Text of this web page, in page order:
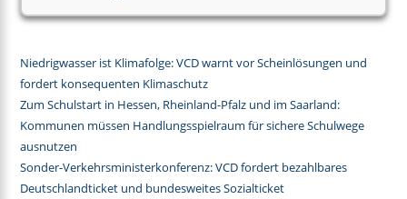
Niedrigwasser ist Klimafolge: VCD warnt vor Scheinlösungen und
fordert konsequenten Klimaschutz
Zum Schulstart in Hessen, Rheinland-Pfalz und im Saarland:
Kommunen müssen Handlungsspielraum für sichere Schulwege
ausnutzen
Sonder-Verkehrsministerkonferenz: VCD fordert bezahlbares
Deutschlandticket und bundesweites Sozialticket